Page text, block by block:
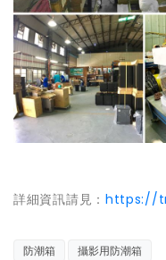
詳細資訊請見： https://
防潮箱 攝影用防潮箱